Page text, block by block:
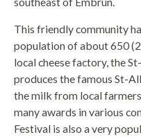
This friendly community
population of about 650
local cheese factory, the
produces the famous St-
the milk from local
many awards in various
Festival is also a very